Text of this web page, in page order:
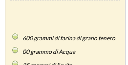
600grammi di farina di grano tenero
00grammo di Acqua